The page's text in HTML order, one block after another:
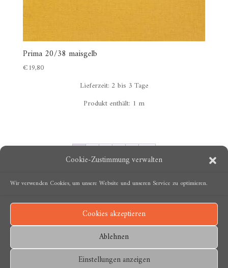
Cookie-Zustimmung verwalten
Wir verwenden Cookies, um unsere Website und unseren Service zu optimieren.
Cookies akzeptieren
Ablehnen
Einstellungen anzeigen
Prima 20/38 maisgelb
€19,80
Lieferzeit: 2 bis 3 Tage
Produkt enthält: 1 m